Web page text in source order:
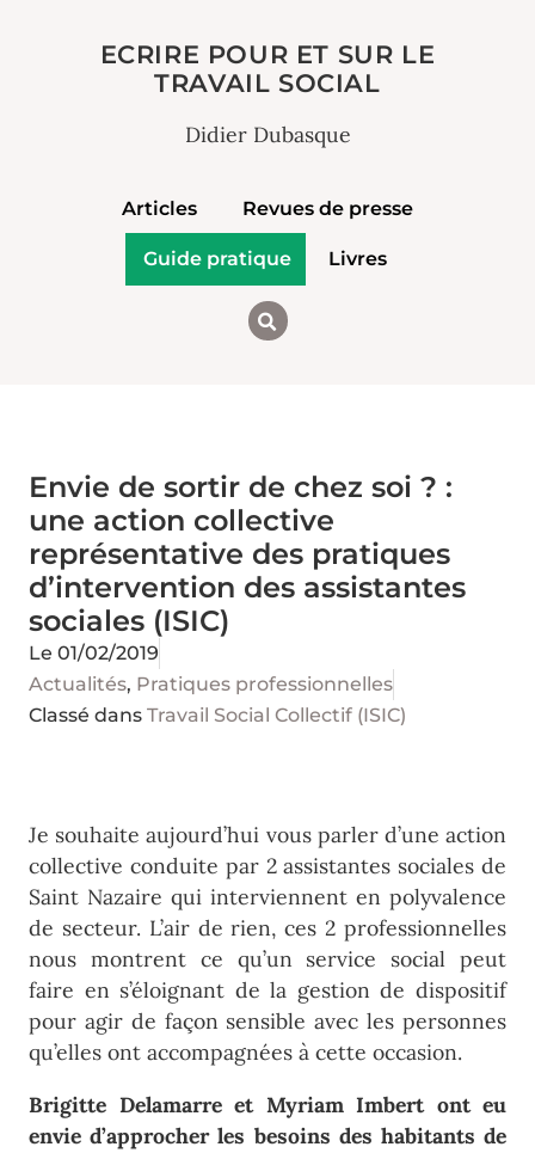
ECRIRE POUR ET SUR LE
TRAVAIL SOCIAL
Didier Dubasque
Articles Revues de presse
Guide pratique Livres
Envie de sortir de chez soi ? :
une action collective
représentative des pratiques
d’intervention des assistantes
sociales (ISIC)
Le 01/02/2019
Actualités, Pratiques professionnelles
Classé dans Travail Social Collectif (ISIC)
Je souhaite aujourd’hui vous parler d’une action
collective conduite par 2 assistantes sociales de
Saint Nazaire qui interviennent en polyvalence
de secteur. L’air de rien, ces 2 professionnelles
nous montrent ce qu’un service social peut
faire en s’éloignant de la gestion de dispositif
pour agir de façon sensible avec les personnes
qu’elles ont accompagnées à cette occasion.
Brigitte Delamarre et Myriam Imbert ont eu
envie d’approcher les besoins des habitants de